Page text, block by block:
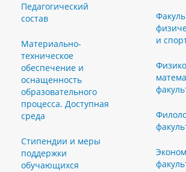
Педагогический
состав
Материально-
техническое
обеспечение и
оснащенность
образовательного
процесса. Доступная
среда
Стипендии и меры
поддержки
обучающихся
и